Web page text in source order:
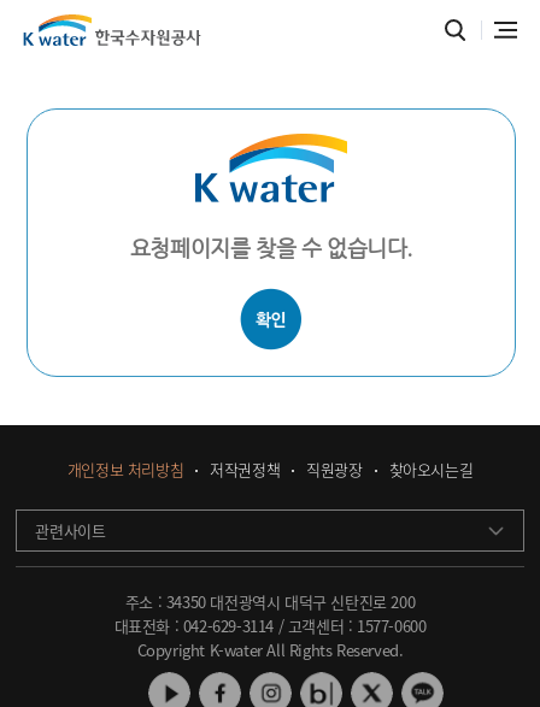
요청페이지를 찾을 수 없습니다.
개인정보 처리방침 저작권정책 직원광장 찾아오시는길
관련사이트
주소 : 34350 대전광역시 대덕구 신탄진로 200
대표전화 : 042-629-3114 / 고객센터 : 1577-0600
Copyright K-water All Rights Reserved.